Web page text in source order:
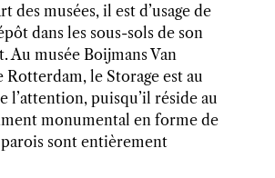
des musées, il est d’usage de
dans les sous-sols de son
Au musée Boijmans Van
Rotterdam, le Storage est au
puisqu’il réside au
monumental en forme de
sont entièrement